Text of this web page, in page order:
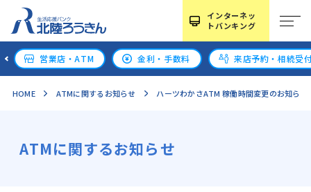
インターネッ
トバンキング
営業店・ATM 金利・手数料 来店予約・相続受
HOME ATMに関するお知らせ ハーツわかさATM 稼働時間変更のお知ら
ATMに関するお知らせ